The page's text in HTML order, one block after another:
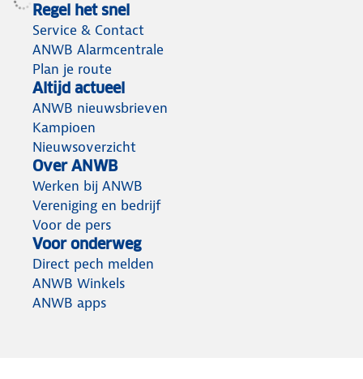
Regel het snel
Service & Contact
ANWB Alarmcentrale
Plan je route
Altijd actueel
ANWB nieuwsbrieven
Kampioen
Nieuwsoverzicht
Over ANWB
Werken bij ANWB
Vereniging en bedrijf
Voor de pers
Voor onderweg
Direct pech melden
ANWB Winkels
ANWB apps